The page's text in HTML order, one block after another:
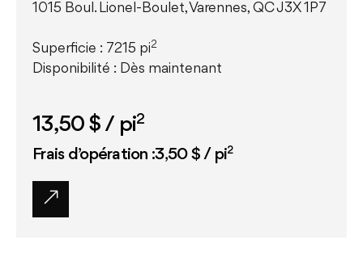
1015 Boul. Lionel-Boulet, Varennes, QC J3X 1P7
Superficie : 7215 pi2
Disponibilité : Dès maintenant
13,50 $/ pi2
Frais d’opération :3,50 $ / pi2